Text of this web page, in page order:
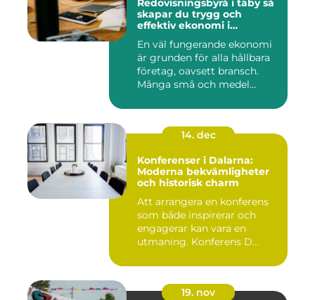
Redovisningsbyrå i täby så
skapar du trygg och
effektiv ekonomi i
En väl fungerande ekonomi
är grunden för alla hållbara
företag, oavsett bransch.
Många små och medel...
14. dec
Konferenser i Dalarna:
Moderna bekvämligheter
och historisk charm
Att arrangera en konferens
som både inspirerar och
engagerar kan vara en
utmaning. Konferens D...
19. nov